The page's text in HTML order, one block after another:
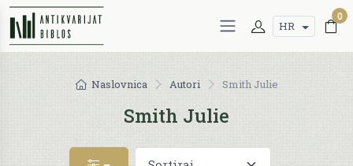
HR
0
Naslovnica Autori Smith Julie
Smith Julie